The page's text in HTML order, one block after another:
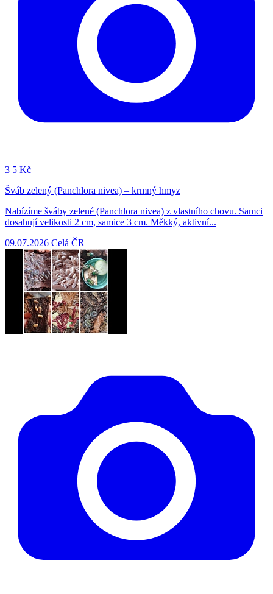
3 5 Kč
Šváb zelený (Panchlora nivea) – krmný hmyz
Nabízíme šváby zelené (Panchlora nivea) z vlastního chovu. Samci
dosahují velikosti 2 cm, samice 3 cm. Měkký, aktivní...
09.07.2026 Celá ČR